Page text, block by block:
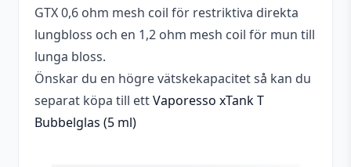
GTX 0,6 ohm mesh coil för restriktiva direkta
lungbloss och en 1,2 ohm mesh coil för mun till
lunga bloss.
Önskar du en högre vätskekapacitet så kan du
separat köpa till ettVaporesso xTank T
Bubbelglas (5 ml)